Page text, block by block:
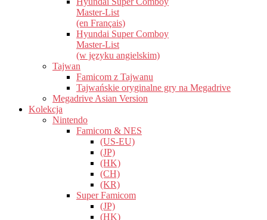
Master-List
(en Français)
Hyundai Super Comboy
Master-List
(w języku angielskim)
Tajwan
Famicom z Tajwanu
Tajwańskie oryginalne gry na Megadrive
Megadrive Asian Version
Kolekcja
Nintendo
Famicom & NES
(US-EU)
(JP)
(HK)
(CH)
(KR)
Super Famicom
(JP)
(HK)